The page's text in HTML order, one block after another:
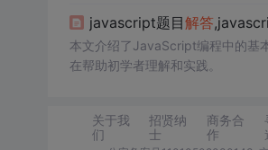
javascript题目解答
本文介绍了JavaScript编程中的基
在帮助初学者理解和实践。
关于我
们
招贤纳
士
商务合
作